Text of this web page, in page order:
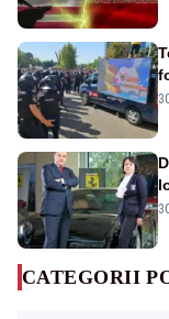
CATEGORII